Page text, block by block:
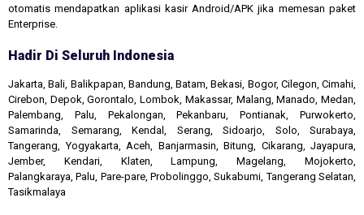
otomatis mendapatkan aplikasi kasir Android/APK jika memesan paket
Enterprise.
Hadir Di Seluruh Indonesia
Jakarta, Bali, Balikpapan, Bandung, Batam, Bekasi, Bogor, Cilegon, Cimahi,
Cirebon, Depok, Gorontalo, Lombok, Makassar, Malang, Manado, Medan,
Palembang, Palu, Pekalongan, Pekanbaru, Pontianak, Purwokerto,
Samarinda, Semarang, Kendal, Serang, Sidoarjo, Solo, Surabaya,
Tangerang, Yogyakarta, Aceh, Banjarmasin, Bitung, Cikarang, Jayapura,
Jember, Kendari, Klaten, Lampung, Magelang, Mojokerto,
Palangkaraya, Palu, Pare-pare, Probolinggo, Sukabumi, Tangerang Selatan,
Tasikmalaya